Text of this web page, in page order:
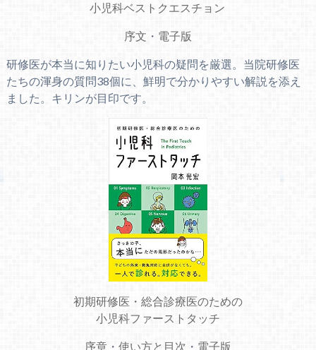
小児科ベストクエスチョン
序文 ・ 電子版
研修医が本当に知りたい小児科の疑問を厳選。当院研修医
たちの渾身の質問38個に、鮮明で分かりやすい解説を添え
ました。キリンが目印です。
初期研修医・総合診療医のための
小児科ファーストタッチ
序章・ 使い方と目次 ・ 電子版